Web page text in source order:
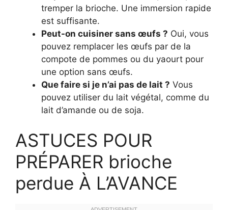
tremper la brioche. Une immersion rapide
est suffisante.
Peut-on cuisiner sans œufs ? Oui, vous
pouvez remplacer les œufs par de la
compote de pommes ou du yaourt pour
une option sans œufs.
Que faire si je n’ai pas de lait ? Vous
pouvez utiliser du lait végétal, comme du
lait d’amande ou de soja.
ASTUCES POUR
PRÉPARER brioche
perdue À L’AVANCE